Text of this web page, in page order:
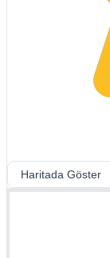
Haritada Göster